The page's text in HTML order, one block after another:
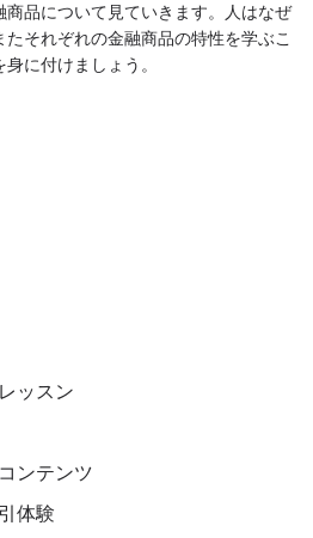
品について見ていきます。人はなぜ
それぞれの金融商品の特性を学ぶこ
に付けましょう。
ッスン
ンテンツ
体験